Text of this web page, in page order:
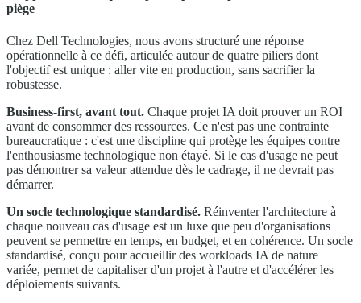
piège
Chez Dell Technologies, nous avons structuré une réponse
opérationnelle à ce défi, articulée autour de quatre piliers dont
l'objectif est unique : aller vite en production, sans sacrifier la
robustesse.
Business-first, avant tout. Chaque projet IA doit prouver un ROI
avant de consommer des ressources. Ce n'est pas une contrainte
bureaucratique : c'est une discipline qui protège les équipes contre
l'enthousiasme technologique non étayé. Si le cas d'usage ne peut
pas démontrer sa valeur attendue dès le cadrage, il ne devrait pas
démarrer.
Un socle technologique standardisé. Réinventer l'architecture à
chaque nouveau cas d'usage est un luxe que peu d'organisations
peuvent se permettre en temps, en budget, et en cohérence. Un socle
standardisé, conçu pour accueillir des workloads IA de nature
variée, permet de capitaliser d'un projet à l'autre et d'accélérer les
déploiements suivants.